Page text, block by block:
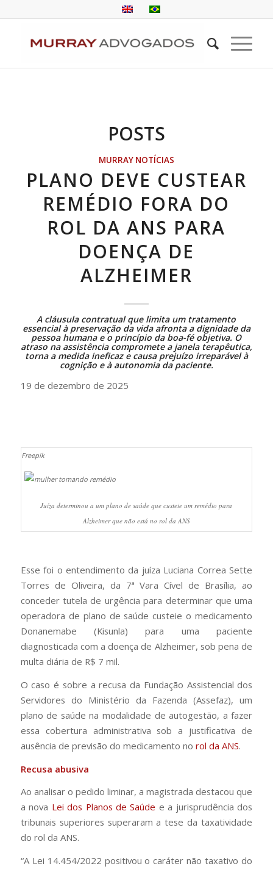
POSTS
MURRAY NOTÍCIAS
PLANO DEVE CUSTEAR
REMÉDIO FORA DO
ROL DA ANS PARA
DOENÇA DE
ALZHEIMER
A cláusula contratual que limita um tratamento
essencial à preservação da vida afronta a dignidade da
pessoa humana e o princípio da boa-fé objetiva. O
atraso na assistência compromete a janela terapêutica,
torna a medida ineficaz e causa prejuízo irreparável à
cognição e à autonomia da paciente.
19 de dezembro de 2025
Freepik
Juíza determinou a um plano de saúde que custeie um remédio para
Alzheimer que não está no rol da ANS
Esse foi o entendimento da juíza Luciana Correa Sette
Torres de Oliveira, da 7ª Vara Cível de Brasília, ao
conceder tutela de urgência para determinar que uma
operadora de plano de saúde custeie o medicamento
Donanemabe (Kisunla) para uma paciente
diagnosticada com a doença de Alzheimer, sob pena de
multa diária de R$ 7 mil.
O caso é sobre a recusa da Fundação Assistencial dos
Servidores do Ministério da Fazenda (Assefaz), um
plano de saúde na modalidade de autogestão, a fazer
essa cobertura administrativa sob a justificativa de
ausência de previsão do medicamento no rol da ANS.
Recusa abusiva
Ao analisar o pedido liminar, a magistrada destacou que
a nova Lei dos Planos de Saúde e a jurisprudência dos
tribunais superiores superaram a tese da taxatividade
do rol da ANS.
“A Lei 14.454/2022 positivou o caráter não taxativo do